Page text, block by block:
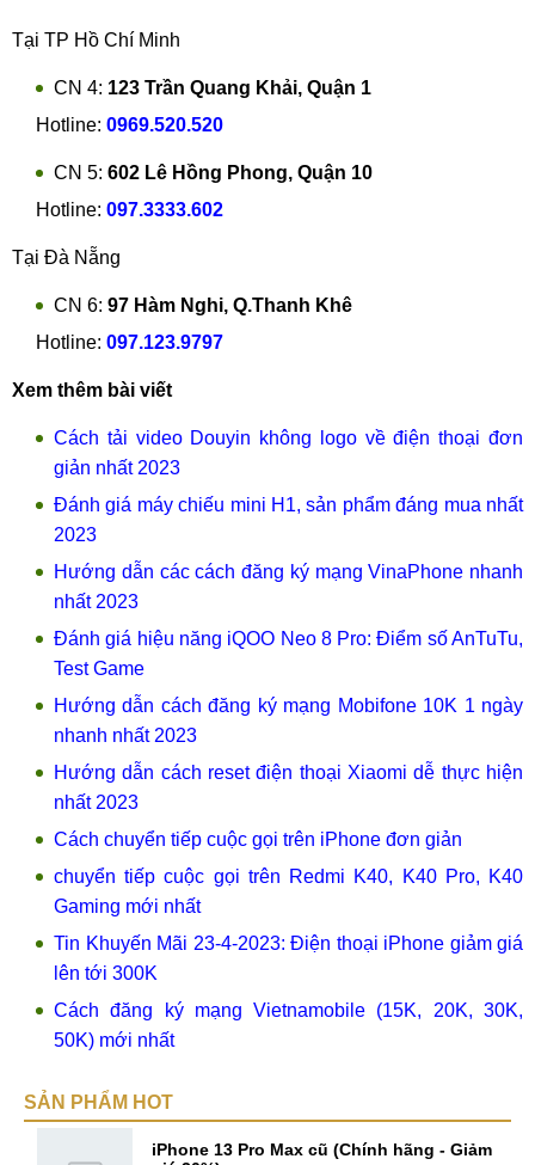
Tại TP Hồ Chí Minh
CN 4: 123 Trần Quang Khải, Quận 1
Hotline: 0969.520.520
CN 5: 602 Lê Hồng Phong, Quận 10
Hotline: 097.3333.602
Tại Đà Nẵng
CN 6: 97 Hàm Nghi, Q.Thanh Khê
Hotline: 097.123.9797
Xem thêm bài viết
Cách tải video Douyin không logo về điện thoại đơn
giản nhất 2023
Đánh giá máy chiếu mini H1, sản phẩm đáng mua nhất
2023
Hướng dẫn các cách đăng ký mạng VinaPhone nhanh
nhất 2023
Đánh giá hiệu năng iQOO Neo 8 Pro: Điểm số AnTuTu,
Test Game
Hướng dẫn cách đăng ký mạng Mobifone 10K 1 ngày
nhanh nhất 2023
Hướng dẫn cách reset điện thoại Xiaomi dễ thực hiện
nhất 2023
Cách chuyển tiếp cuộc gọi trên iPhone đơn giản
chuyển tiếp cuộc gọi trên Redmi K40, K40 Pro, K40
Gaming mới nhất
Tin Khuyến Mãi 23-4-2023: Điện thoại iPhone giảm giá
lên tới 300K
Cách đăng ký mạng Vietnamobile (15K, 20K, 30K,
50K) mới nhất
SẢN PHẨM HOT
iPhone 13 Pro Max cũ (Chính hãng - Giảm